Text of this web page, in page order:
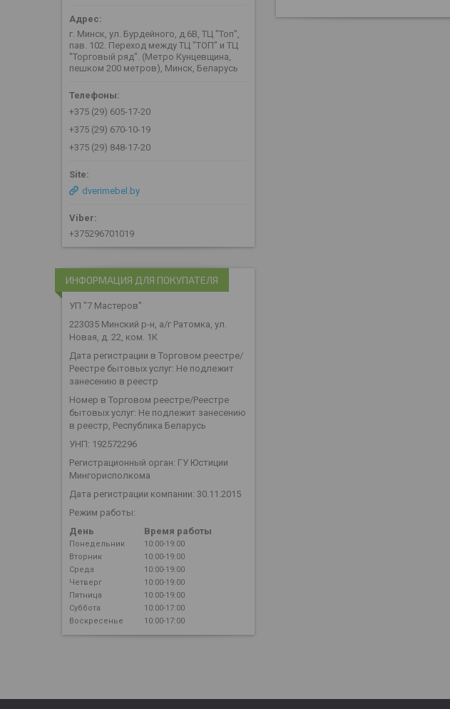
г. Минск, ул. Бурдейного, д.6В, ТЦ "Топ",
пав. 102. Переход между ТЦ "ТОП" и ТЦ
"Торговый ряд". (Метро Кунцевщина,
пешком 200 метров), Минск, Беларусь
+375 (29) 605-17-20
+375 (29) 670-10-19
+375 (29) 848-17-20
dverimebel.by
+375296701019
ИНФОРМАЦИЯ ДЛЯ ПОКУПАТЕЛЯ
УП "7 Мастеров"
223035 Минский р-н, а/г Ратомка, ул.
Новая, д. 22, ком. 1К
Дата регистрации в Торговом реестре/
Реестре бытовых услуг: Не подлежит
занесению в реестр
Номер в Торговом реестре/Реестре
бытовых услуг: Не подлежит занесению
в реестр, Республика Беларусь
УНП: 192572296
Регистрационный орган: ГУ Юстиции
Мингорисполкома
Дата регистрации компании: 30.11.2015
Режим работы:
День
Время работы
Понедельник
10:00-19:00
Вторник
10:00-19:00
Среда
10:00-19:00
Четверг
10:00-19:00
Пятница
10:00-19:00
Суббота
10:00-17:00
Воскресенье
10:00-17:00